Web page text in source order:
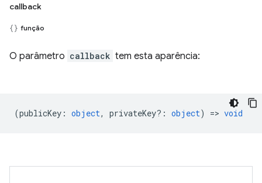
callback
função
O parâmetro callback tem esta aparência:
(publicKey : object, privateKey? : object) => void